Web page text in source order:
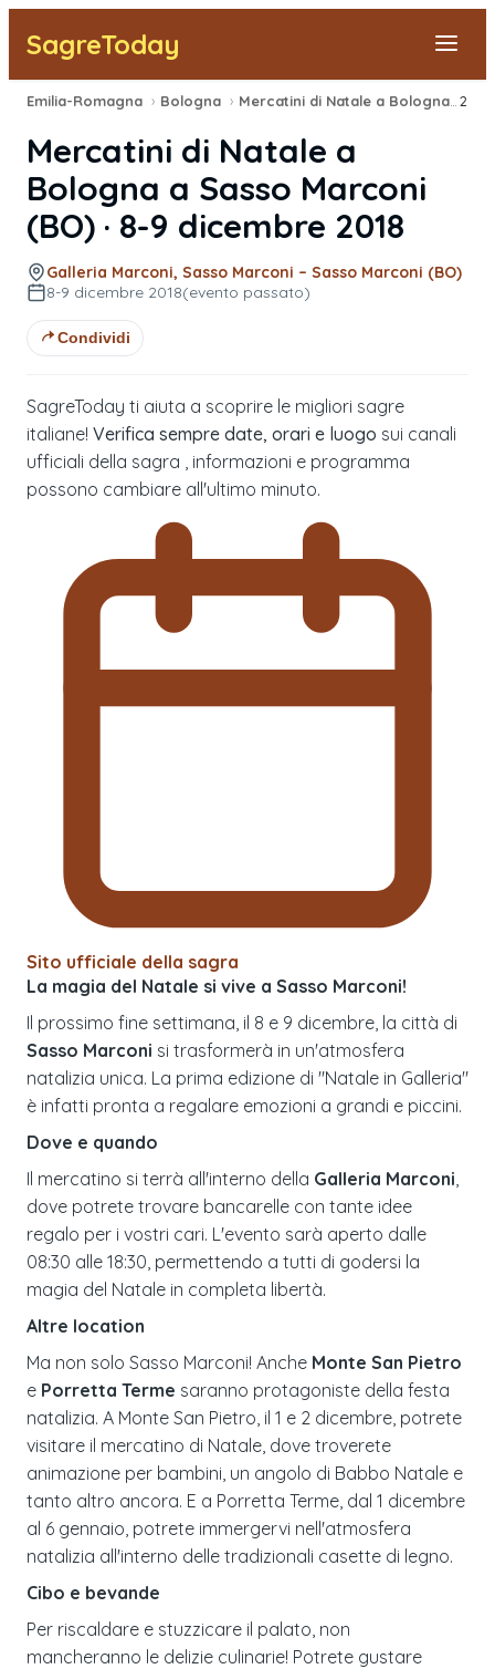
SagreToday
Segnala una sagra
Tutte le Sagre
Vicino a Me
Emilia-Romagna › Bologna › ›
Mercatini di Natale a
Bologna a Sasso Marconi
(BO) · 8-9 dicembre 2018
Galleria Marconi, Sasso Marconi – Sasso Marconi (BO)
8-9 dicembre 2018(evento passato)
Condividi
SagreToday ti aiuta a scoprire le migliori sagre
italiane! Verifica sempre date, orari e luogo sui canali
ufficiali della sagra , informazioni e programma
possono cambiare all'ultimo minuto.
Sito ufficiale della sagra
La magia del Natale si vive a Sasso Marconi!
Il prossimo fine settimana, il 8 e 9 dicembre, la città di
Sasso Marconi si trasformerà in un'atmosfera
natalizia unica. La prima edizione di "Natale in Galleria"
è infatti pronta a regalare emozioni a grandi e piccini.
Dove e quando
Il mercatino si terrà all'interno della Galleria Marconi
dove potrete trovare bancarelle con tante idee
regalo per i vostri cari. L'evento sarà aperto dalle
08:30 alle 18:30, permettendo a tutti di godersi la
magia del Natale in completa libertà.
Altre location
Ma non solo Sasso Marconi! Anche Monte San Pietro
e Porretta Terme saranno protagoniste della festa
natalizia. A Monte San Pietro, il 1 e 2 dicembre, potrete
visitare il mercatino di Natale, dove troverete
animazione per bambini, un angolo di Babbo Natale e
tanto altro ancora. E a Porretta Terme, dal 1 dicembre
al 6 gennaio, potrete immergervi nell'atmosfera
natalizia all'interno delle tradizionali casette di legno.
Cibo e bevande
Per riscaldare e stuzzicare il palato, non
mancheranno le delizie culinarie! Potrete gustare